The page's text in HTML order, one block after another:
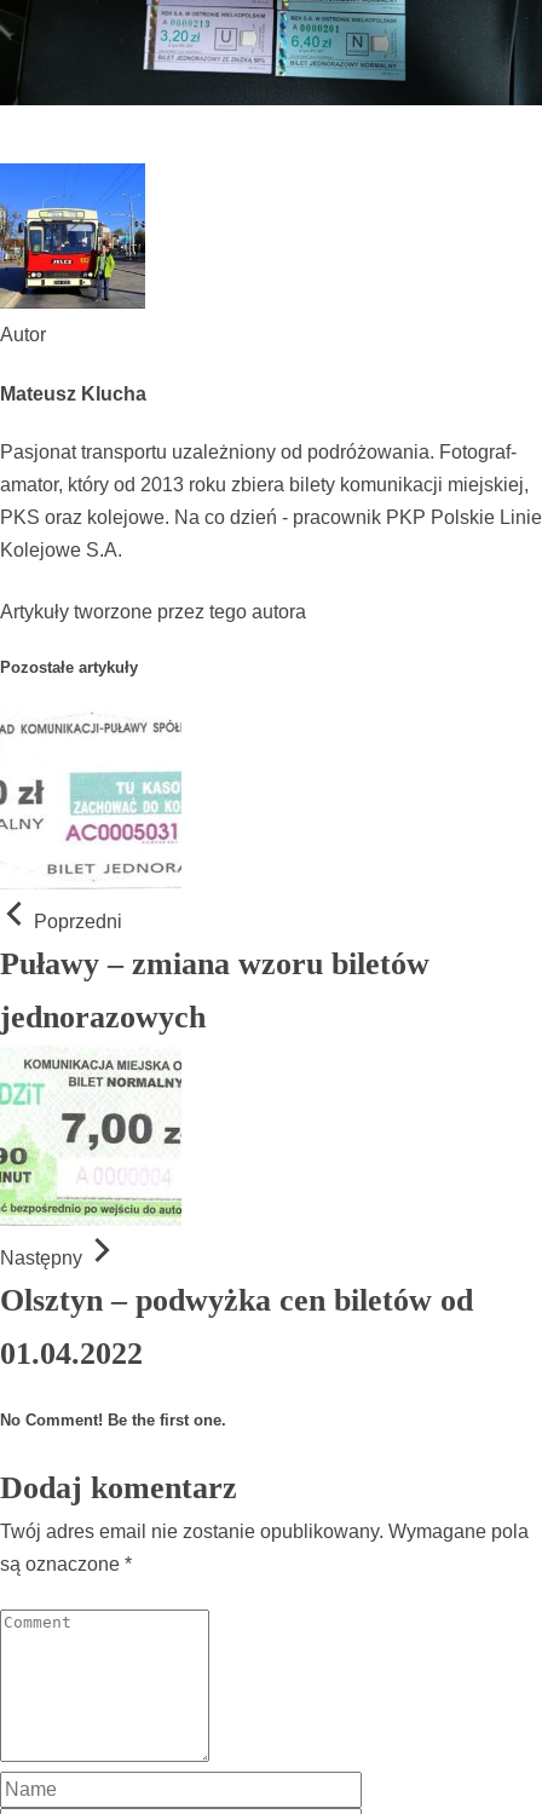
Autor
Mateusz Klucha
Pasjonat transportu uzależniony od podróżowania. Fotograf-
amator, który od 2013 roku zbiera bilety komunikacji miejskiej,
PKS oraz kolejowe. Na co dzień - pracownik PKP Polskie Linie
Kolejowe S.A.
Artykuły tworzone przez tego autora
Pozostałe artykuły
Poprzedni
Puławy – zmiana wzoru biletów
jednorazowych
Następny
Olsztyn – podwyżka cen biletów od
01.04.2022
No Comment! Be the first one.
Dodaj komentarz
Twój adres email nie zostanie opublikowany. Wymagane pola
są oznaczone *